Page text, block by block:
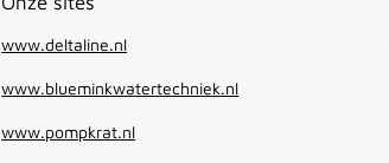
www.deltaline.nl
www.blueminkwatertechniek.nl
www.pompkrat.nl